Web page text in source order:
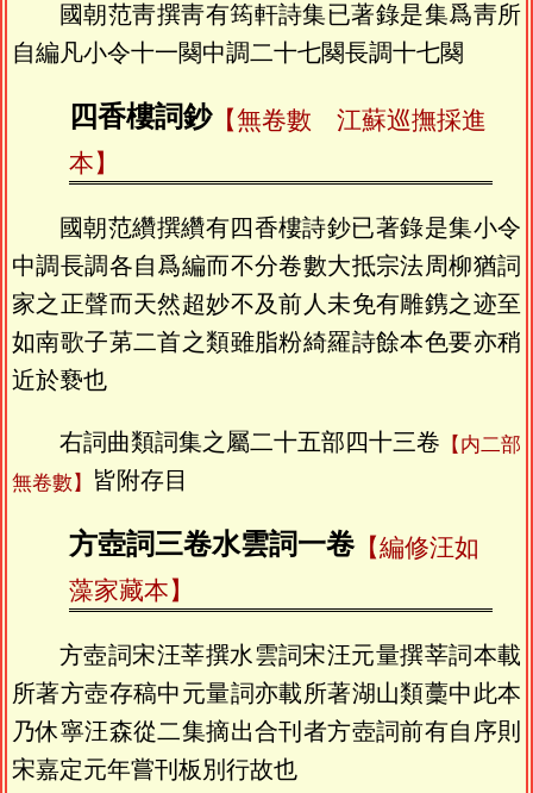
國朝范靑撰靑有筠軒詩集已著錄是集爲靑所
自編凡小令十一闋中調二十七闋長調十七闋
四香樓詞鈔【無卷數 江蘇巡撫採進
本】
國朝范纘撰纘有四香樓詩鈔已著錄是集小令
中調長調各自爲編而不分卷數大抵宗法周柳猶詞
家之正聲而天然超妙不及前人未免有雕鎸之迹至
如南歌子苐二首之類雖脂粉綺羅詩餘本色要亦稍
近於䙝也
右詞曲類詞集之屬二十五部四十三卷 【内二部
無卷數】
皆附存目
方壺詞三卷水雲詞一卷【編修汪如
藻家藏本】
方壺詞宋汪莘撰水雲詞宋汪元量撰莘詞本載
所著方壺存稿中元量詞亦載所著湖山類藳中此本
乃休寧汪森從二集摘出合刊者方壺詞前有自序則
宋嘉定元年嘗刊板別行故也